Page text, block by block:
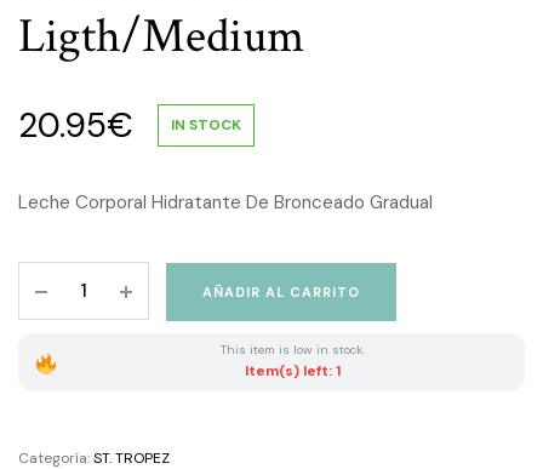
Ligth/Medium
20.95€ IN STOCK
Leche Corporal Hidratante De Bronceado Gradual
Tropez
Ligth/Medium
AÑADIR AL CARRITO
This item is low in stock.
Item(s) left: 1
Categoría:ST. TROPEZ